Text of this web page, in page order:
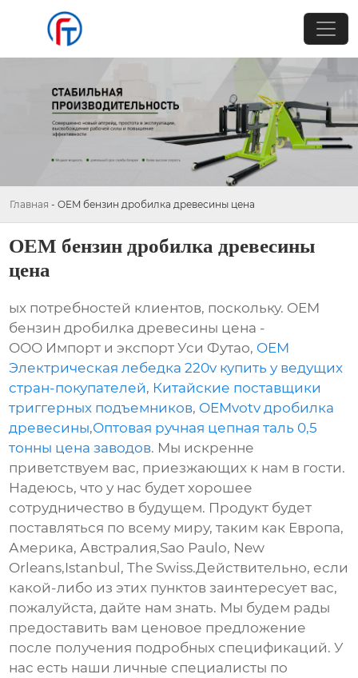
Главная - OEM бензин дробилка древесины цена
OEM бензин дробилка древесины
цена
ых потребностей клиентов, поскольку. OEM
бензин дробилка древесины цена -
ООО Импорт и экспорт Уси Футао, OEM
Электрическая лебедка 220v купить у ведущих
стран-покупателей, Китайские поставщики
триггерных подъемников, OEMvotv дробилка
древесины,Оптовая ручная цепная таль 0,5
тонны цена заводов. Мы искренне
приветствуем вас, приезжающих к нам в гости.
Надеюсь, что у нас будет хорошее
сотрудничество в будущем. Продукт будет
поставляться по всему миру, таким как Европа,
Америка, Австралия,Sao Paulo, New
Orleans,Istanbul, The Swiss.Действительно, если
какой-либо из этих пунктов заинтересует вас,
пожалуйста, дайте нам знать. Мы будем рады
предоставить вам ценовое предложение
после получения подробных спецификаций. У
нас есть наши личные специалисты по